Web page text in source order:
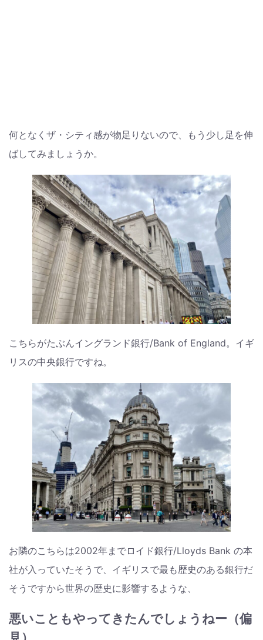
何となくザ・シティ感が物足りないので、もう少し足を伸
ばしてみましょうか。
こちらがたぶんイングランド銀行/Bank of England。イギ
リスの中央銀行ですね。
お隣のこちらは2002年までロイド銀行/Lloyds Bank の本
社が入っていたそうで、イギリスで最も歴史のある銀行だ
そうですから世界の歴史に影響するような、
悪いこともやってきたんでしょうねー（偏